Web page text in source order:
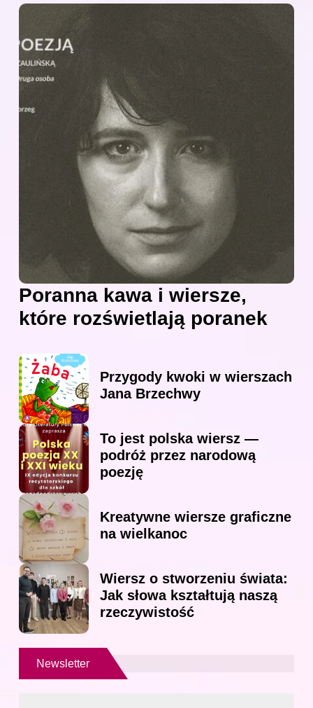
Poranna kawa i wiersze,
które rozświetlają poranek
Przygody kwoki w wierszach
Jana Brzechwy
To jest polska wiersz —
podróż przez narodową
poezję
Kreatywne wiersze graficzne
na wielkanoc
Wiersz o stworzeniu świata:
Jak słowa kształtują naszą
rzeczywistość
Newsletter